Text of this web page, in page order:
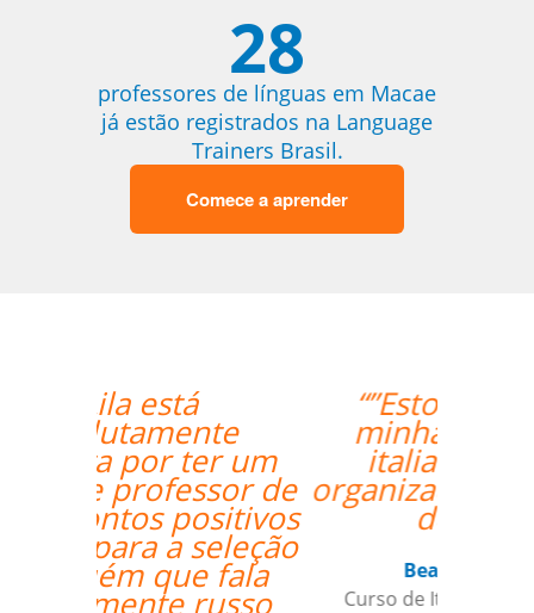
28
professores de línguas em Macae
já estão registrados na Language
Trainers Brasil.
Comece a aprender
“”Estou amando
minhas aulas de
italiano, muito
organizado o trabalho
de vcs””
Beatris Castro
Curso de Italiano em Santos